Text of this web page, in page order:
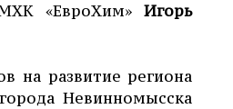
«ЕвроХим»Игорь
на развитие региона
города Невинномысска